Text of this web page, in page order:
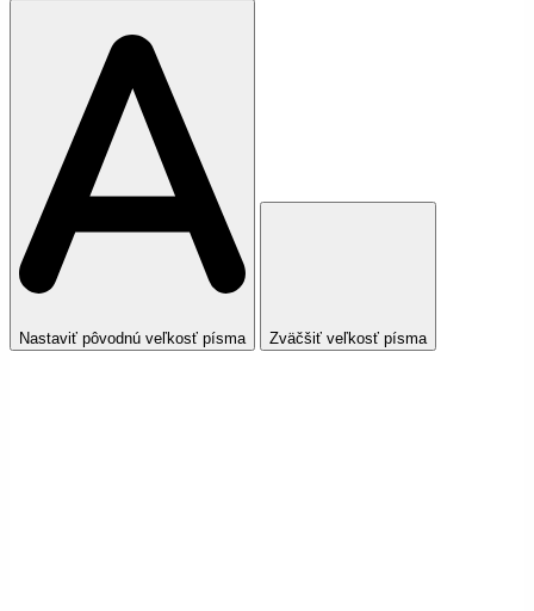
Nastaviť pôvodnú veľkosť písma Zväčšiť veľkosť písma